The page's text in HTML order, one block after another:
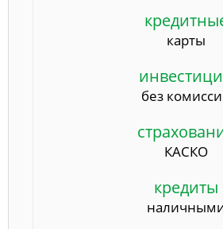
карты
без
КАСКО
кредиты